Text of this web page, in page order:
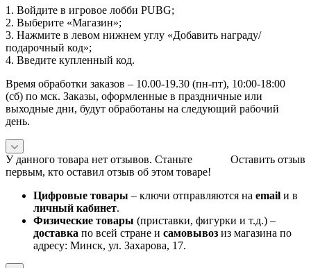
1. Войдите в игровое лобби PUBG;
2. Выберите «Магазин»;
3. Нажмите в левом нижнем углу «Добавить награду/
подарочный код»;
4. Введите купленный код.
Время обработки заказов – 10.00-19.30 (пн-пт), 10:00-18:00
(сб) по мск. Заказы, оформленные в праздничные или
выходные дни, будут обработаны на следующий рабочий
день.
Оставить отзыв
У данного товара нет отзывов. Станьте
первым, кто оставил отзыв об этом товаре!
Цифровые товары – ключи отправляются на email и в
личный кабинет.
Физические товары (приставки, фигурки и т.д.) –
доставка по всей стране и самовывоз из магазина по
адресу: Минск, ул. Захарова, 17.